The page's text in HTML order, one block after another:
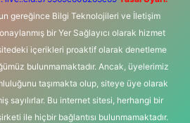
gereğince Bilgi Teknolojileri ve İletişim
bir Yer Sağlayıcı olarak hizmet
içerikleri proaktif olarak denetleme
bulunmamaktadır. Ancak, üyelerimiz
taşımakta olup, siteye üye olarak
sayılırlar. Bu internet sitesi, herhangi bir
ile hiçbir bağlantısı bulunmamaktadır.